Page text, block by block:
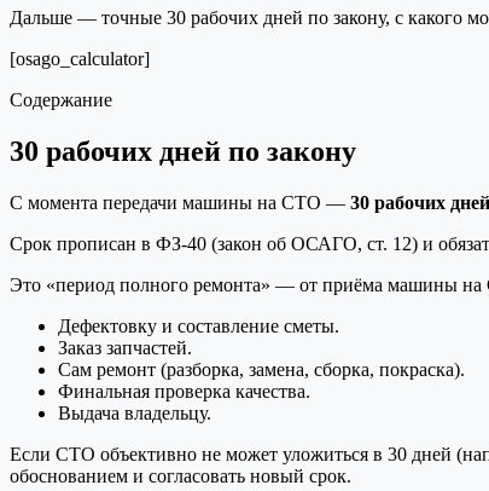
Дальше — точные 30 рабочих дней по закону, с какого
[osago_calculator]
Содержание
30 рабочих дней по закону
С момента передачи машины на СТО — 30 рабочих дней
Срок прописан в ФЗ-40 (закон об ОСАГО, ст. 12) и
Это «период полного ремонта» — от приёма машины на
Дефектовку и составление сметы.
Заказ запчастей.
Сам ремонт (разборка, замена, сборка, покраска).
Финальная проверка качества.
Выдача владельцу.
Если СТО объективно не может уложиться в 30 дней
обоснованием и согласовать новый срок.